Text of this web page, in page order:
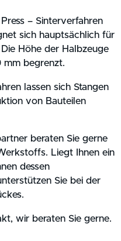
– Sinterverfahren
sich hauptsächlich für
Höhe der Halbzeuge
mm begrenzt.
lassen sich Stangen
von Bauteilen
beraten Sie gerne
Liegt Ihnen ein
dessen
Sie bei der
wir beraten Sie gerne.